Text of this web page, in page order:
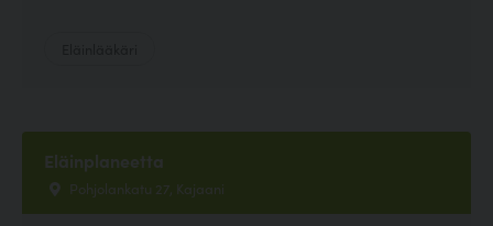
Eläinplaneetta
Pohjolankatu 27, Kajaani